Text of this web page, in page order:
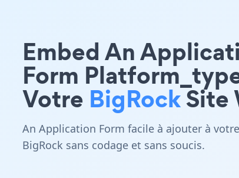
Embed An
Form
Votre BigRockSite
An Application Form facile à ajouter à
BigRock sans codage et sans soucis.